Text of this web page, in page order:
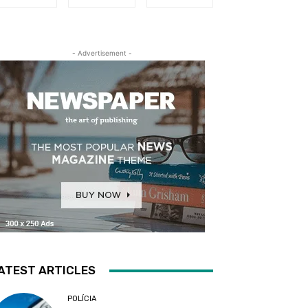
- Advertisement -
ARTICLES
POLÍCIA